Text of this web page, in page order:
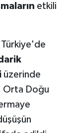
etkili
üzerinde
Orta Doğu